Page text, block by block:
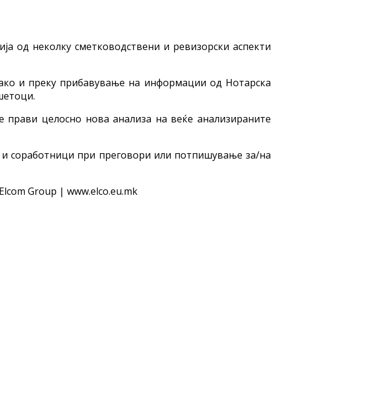
од неколку сметководствени и ревизорски аспекти
и преку прибавување на информации од Нотарска
целосно нова анализа на веќе анализираните
соработници при преговори или потпишување за/на
Group | www.elco.eu.mk